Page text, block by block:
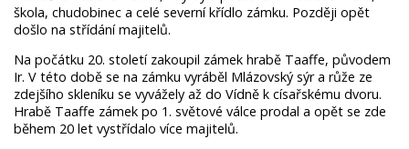
škola, chudobinec a celé severní křídlo zámku. Později opět
došlo na střídání majitelů.
Na počátku 20. století zakoupil zámek hrabě Taaffe, původem
Ir. V této době se na zámku vyráběl Mlázovský sýr a růže ze
zdejšího skleníku se vyvážely až do Vídně k císařskému dvoru.
Hrabě Taaffe zámek po 1. světové válce prodal a opět se zde
během 20 let vystřídalo více majitelů.